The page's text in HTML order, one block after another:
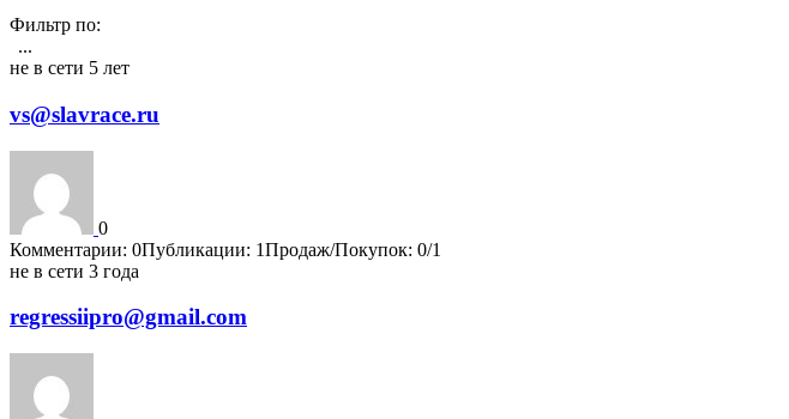
Фильтр по:
...
не в сети 5 лет
vs@slavrace.ru
0
Комментарии: 0Публикации: 1Продаж/Покупок: 0/1
не в сети 3 года
regressiipro@gmail.com